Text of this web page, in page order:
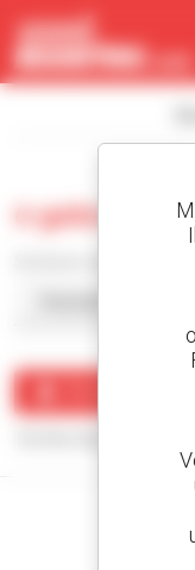
0 gebraucht
Für Ihre Suchanfrage
Cookie-Einstellungen